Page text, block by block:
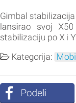
Gimbal
lansirao svoj
stabilizaciju po X i
Kategorija:
Podeli